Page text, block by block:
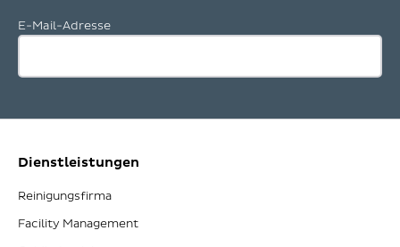
E-Mail-Adresse
Dienstleistungen
Reinigungsfirma
Facility Management